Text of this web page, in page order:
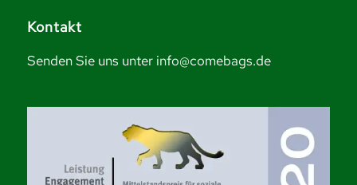
Kontakt
Senden Sie uns unter info@comebags.de